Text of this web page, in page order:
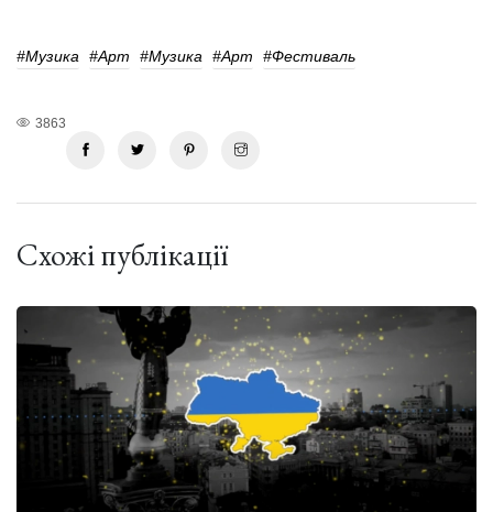
#музика #Арт #музика #Арт #фестиваль
3863
Схожі публікації